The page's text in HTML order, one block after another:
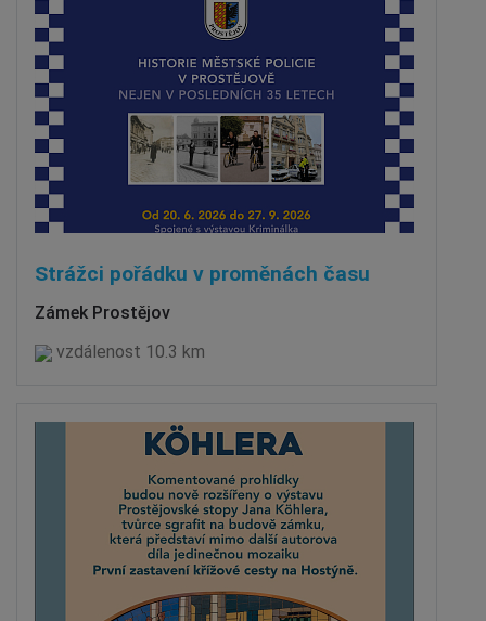
Strážci pořádku v proměnách času
Zámek Prostějov
vzdálenost 10.3 km